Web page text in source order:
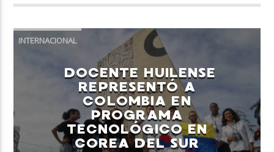
INTERNACIONAL
DOCENTE HUILENSE
REPRESENTÓ A
COLOMBIA EN
PROGRAMA
TECNOLÓGICO EN
COREA DEL SUR